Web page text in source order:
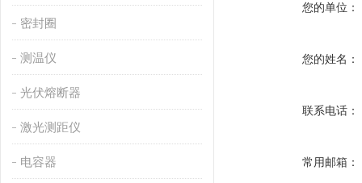
密封圈
测温仪
光伏熔断器
激光测距仪
电容器
您的单位：
您的姓名：
联系电话：
常用邮箱：